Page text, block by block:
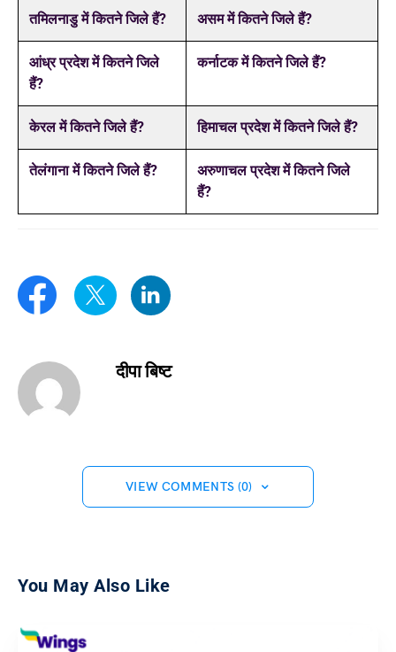
तमिलनाडु में कितने जिले हैं? असम में कितने जिले हैं?
आंध्र प्रदेश में कितने जिले
हैं?
कर्नाटक में कितने जिले हैं?
केरल में कितने जिले हैं? हिमाचल प्रदेश में कितने जिले हैं?
तेलंगाना में कितने जिले हैं?
अरुणाचल प्रदेश में कितने जिले
हैं?
दीपा बिष्ट
VIEW COMMENTS (0)
You May Also Like